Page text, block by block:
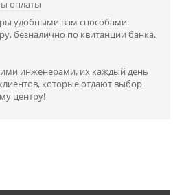
оплаты
удобными вам способами:
безналично по квитанции банка.
инженерами, их каждый день
которые отдают выбор
центру!